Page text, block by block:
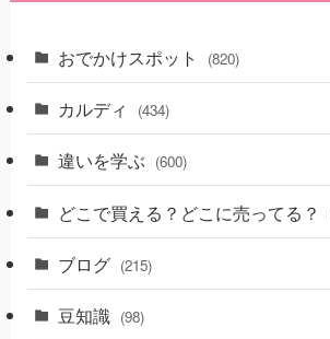
おでかけスポット (820)
カルディ (434)
違いを学ぶ (600)
どこで買える？どこに売ってる？
ブログ (215)
豆知識 (98)